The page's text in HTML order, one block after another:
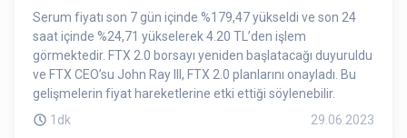
Serum fiyatı son 7 gün içinde %179,47 yükseldi ve son 24
saat içinde %24,71 yükselerek 4.20 TL’den işlem
görmektedir. FTX 2.0 borsayı yeniden başlatacağı duyuruldu
ve FTX CEO’su John Ray III, FTX 2.0 planlarını onayladı. Bu
gelişmelerin fiyat hareketlerine etki ettiği söylenebilir.
1dk
29.06.2023